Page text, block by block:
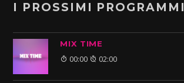
I PROSSIMI PROGRAMMI
MIX TIME
00:00 02:00